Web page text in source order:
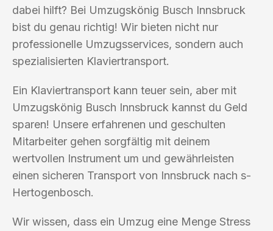
dabei hilft? Bei Umzugskönig Busch Innsbruck
bist du genau richtig! Wir bieten nicht nur
professionelle Umzugsservices, sondern auch
spezialisierten Klaviertransport.
Ein Klaviertransport kann teuer sein, aber mit
Umzugskönig Busch Innsbruck kannst du Geld
sparen! Unsere erfahrenen und geschulten
Mitarbeiter gehen sorgfältig mit deinem
wertvollen Instrument um und gewährleisten
einen sicheren Transport von Innsbruck nach s-
Hertogenbosch.
Wir wissen, dass ein Umzug eine Menge Stress